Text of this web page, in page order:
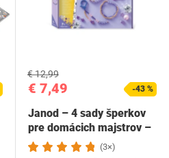
€ 7,49
€ 12,99
-43 %
Janod – 4 sady šperkov
pre domácich majstrov –
Sada na…
(3×)